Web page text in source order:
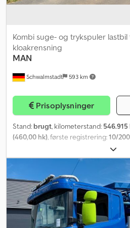
Schwalmstadt 593 km
Kombi suge- og trykspuler lastbil
kloakrensning
MAN
Prisoplysninger
Stand: brugt, kilometerstand: 546.915
(460,00 hk), første registrering:10/
, brændstof:
Kombinationsspuler Årgang: 2003
546.915 km (Kan stadig ændre sig,
totalvægt: 28.000 kg (7,5/13,0/9,0)
kW, EURO 3 Brændstoftank: 300 l.,
Ekstraudstyr: - ECAS
opvarmede og justerbare sidespejle -
side - Rundlys for og bag Opbygning: